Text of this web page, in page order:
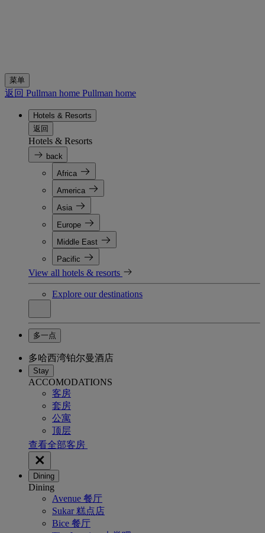
菜单
返回 Pullman home Pullman home
Hotels & Resorts
返回
Hotels & Resorts
back
Africa
America
Asia
Europe
Middle East
Pacific
View all hotels & resorts
Explore our destinations
多一点
多哈西湾铂尔曼酒店
Stay
ACCOMODATIONS
客房
套房
公寓
顶层
查看全部客房
Dining
Dining
Avenue 餐厅
Sukar 糕点店
Bice 餐厅